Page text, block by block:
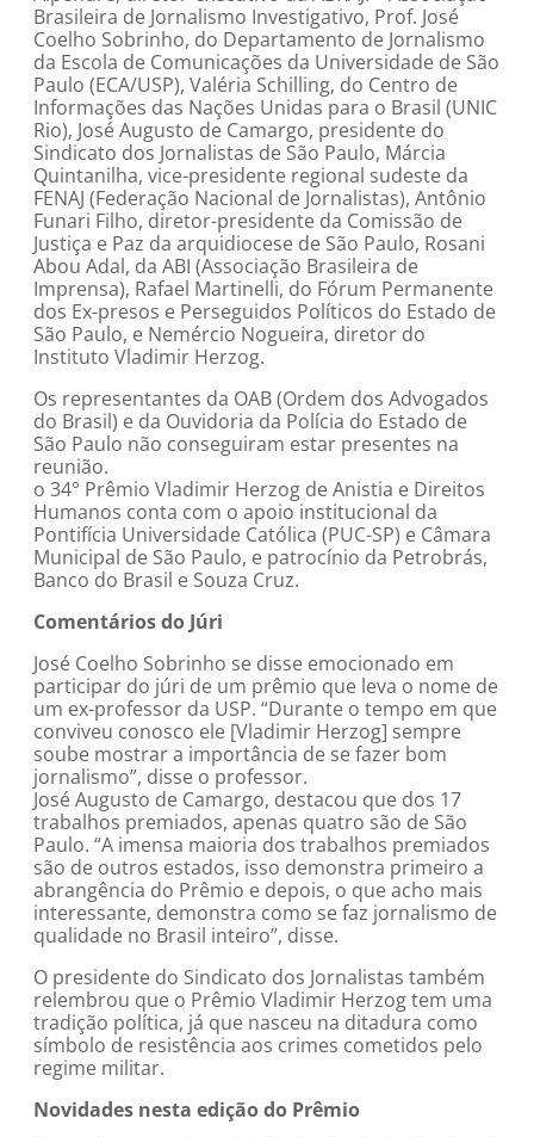
Brasileira de Jornalismo Investigativo, Prof. José
Coelho Sobrinho, do Departamento de Jornalismo
da Escola de Comunicações da Universidade de São
Paulo (ECA/USP), Valéria Schilling, do Centro de
Informações das Nações Unidas para o Brasil (UNIC
Rio), José Augusto de Camargo, presidente do
Sindicato dos Jornalistas de São Paulo, Márcia
Quintanilha, vice-presidente regional sudeste da
FENAJ (Federação Nacional de Jornalistas), Antônio
Funari Filho, diretor-presidente da Comissão de
Justiça e Paz da arquidiocese de São Paulo, Rosani
Abou Adal, da ABI (Associação Brasileira de
Imprensa), Rafael Martinelli, do Fórum Permanente
dos Ex-presos e Perseguidos Políticos do Estado de
São Paulo, e Nemércio Nogueira, diretor do
Instituto Vladimir Herzog.
Os representantes da OAB (Ordem dos Advogados
do Brasil) e da Ouvidoria da Polícia do Estado de
São Paulo não conseguiram estar presentes na
reunião.
o 34° Prêmio Vladimir Herzog de Anistia e Direitos
Humanos conta com o apoio institucional da
Pontifícia Universidade Católica (PUC-SP) e Câmara
Municipal de São Paulo, e patrocínio da Petrobrás,
Banco do Brasil e Souza Cruz.
Comentários do Júri
José Coelho Sobrinho se disse emocionado em
participar do júri de um prêmio que leva o nome de
um ex-professor da USP. “Durante o tempo em que
conviveu conosco ele [Vladimir Herzog] sempre
soube mostrar a importância de se fazer bom
jornalismo”, disse o professor.
José Augusto de Camargo, destacou que dos 17
trabalhos premiados, apenas quatro são de São
Paulo. “A imensa maioria dos trabalhos premiados
são de outros estados, isso demonstra primeiro a
abrangência do Prêmio e depois, o que acho mais
interessante, demonstra como se faz jornalismo de
qualidade no Brasil inteiro”, disse.
O presidente do Sindicato dos Jornalistas também
relembrou que o Prêmio Vladimir Herzog tem uma
tradição política, já que nasceu na ditadura como
símbolo de resistência aos crimes cometidos pelo
regime militar.
Novidades nesta edição do Prêmio